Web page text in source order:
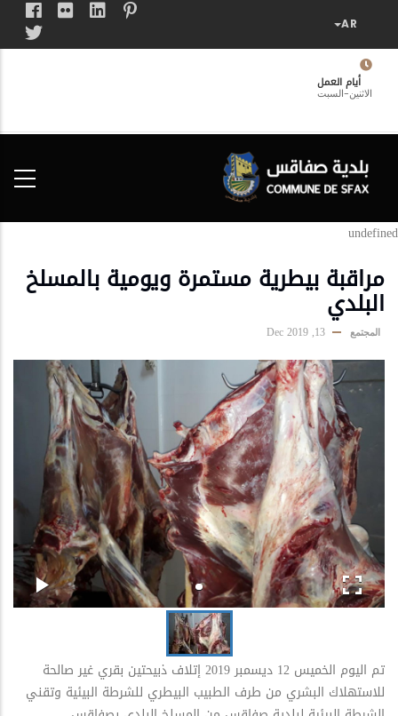
المحتوى
الرئيسيأيام العمل
الاثنين-السبت
undefined
مراقبة بيطرية مستمرة ويومية بالمسلخ
البلدي
المجتمع
تم اليوم الخميس 12 ديسمبر 2019 إتلاف ذبيحتين بقري غير صالحة
للاستهلاك البشري من طرف الطبيب البيطري للشرطة البيئية وتقني